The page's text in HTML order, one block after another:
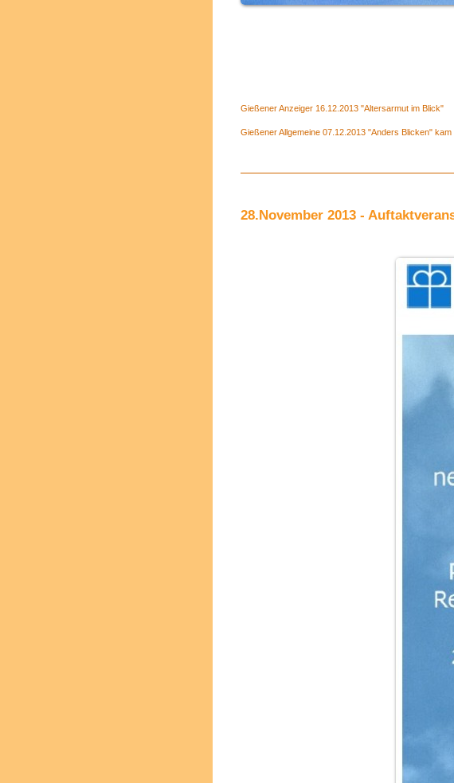
Gießener Anzeiger 16.12.2013 "Altersarmut im Blick"
Gießener Allgemeine 07.12.2013 "Anders Blicken" kam
28.November 2013 -